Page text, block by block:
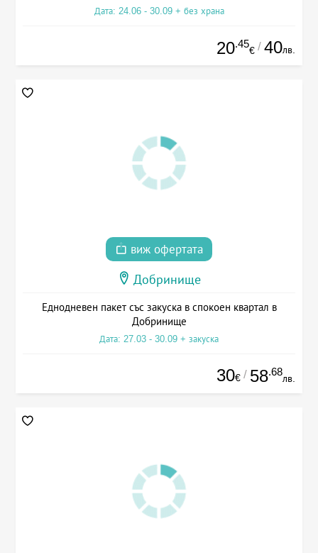
Дата: 24.06 - 30.09 + без храна
20.45
€ / 40лв.
виж офертата
Добринище
Еднодневен пакет със закуска в спокоен квартал в
Добринище
Дата: 27.03 - 30.09 + закуска
30€ / 58.68
лв.